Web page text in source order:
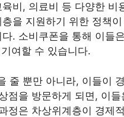
비, 의료비 등 다양한 비
을 지원하기 위한 정책
. 소비쿠폰을 통해 이들
여할 수 있습니다.
줄 뿐만 아니라, 이들이
점을 방문하게 되면, 이
정은 차상위계층이 경제